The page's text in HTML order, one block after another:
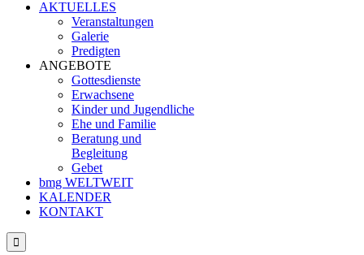
AKTUELLES
Veranstaltungen
Galerie
Predigten
ANGEBOTE
Gottesdienste
Erwachsene
Kinder und Jugendliche
Ehe und Familie
Beratung und
Begleitung
Gebet
bmg WELTWEIT
KALENDER
KONTAKT
